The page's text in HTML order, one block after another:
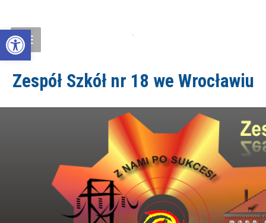
Open toolbar
Zespół Szkół nr 18 we Wrocławiu